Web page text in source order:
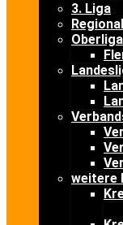
3. Liga
weitere